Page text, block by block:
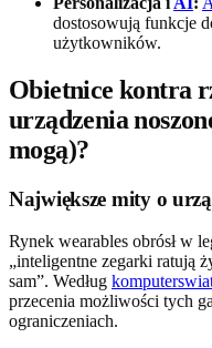
dostosowują funkcje
użytkowników.
Obietnice kontra
urządzenia
mogą)?
Największe mity o
Rynek wearables obrósł w
„inteligentne zegarki ratują
sam”. Według
przecenia możliwości tych
ograniczeniach.